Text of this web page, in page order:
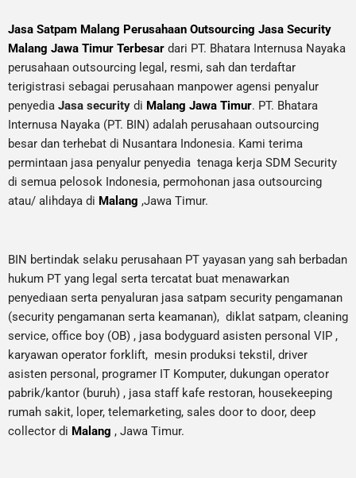
Jasa Satpam Malang Perusahaan Outsourcing Jasa Security
Malang Jawa Timur Terbesar dari PT. Bhatara Internusa Nayaka
perusahaan outsourcing legal, resmi, sah dan terdaftar
terigistrasi sebagai perusahaan manpower agensi penyalur
penyedia Jasa security di Malang Jawa Timur. PT. Bhatara
Internusa Nayaka (PT. BIN) adalah perusahaan outsourcing
besar dan terhebat di Nusantara Indonesia. Kami terima
permintaan jasa penyalur penyedia tenaga kerja SDM Security
di semua pelosok Indonesia, permohonan jasa outsourcing
atau/ alihdaya di Malang ,Jawa Timur.
BIN bertindak selaku perusahaan PT yayasan yang sah berbadan
hukum PT yang legal serta tercatat buat menawarkan
penyediaan serta penyaluran jasa satpam security pengamanan
(security pengamanan serta keamanan), diklat satpam, cleaning
service, office boy (OB) , jasa bodyguard asisten personal VIP ,
karyawan operator forklift, mesin produksi tekstil, driver
asisten personal, programer IT Komputer, dukungan operator
pabrik/kantor (buruh) , jasa staff kafe restoran, housekeeping
rumah sakit, loper, telemarketing, sales door to door, deep
collector di Malang , Jawa Timur.